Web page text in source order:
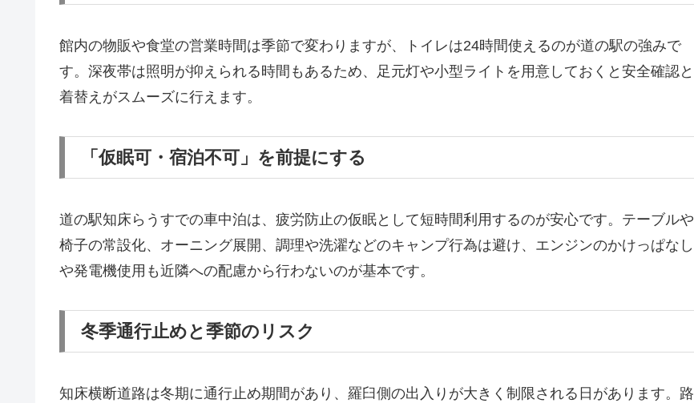
館内の物販や食堂の営業時間は季節で変わりますが、トイレは24時間使えるのが道の駅の強みで
す。深夜帯は照明が抑えられる時間もあるため、足元灯や小型ライトを用意しておくと安全確認と
着替えがスムーズに行えます。
「仮眠可・宿泊不可」を前提にする
道の駅知床らうすでの車中泊は、疲労防止の仮眠として短時間利用するのが安心です。テーブルや
椅子の常設化、オーニング展開、調理や洗濯などのキャンプ行為は避け、エンジンのかけっぱなし
や発電機使用も近隣への配慮から行わないのが基本です。
冬季通行止めと季節のリスク
知床横断道路は冬期に通行止め期間があり、羅臼側の出入りが大きく制限される日があります。路